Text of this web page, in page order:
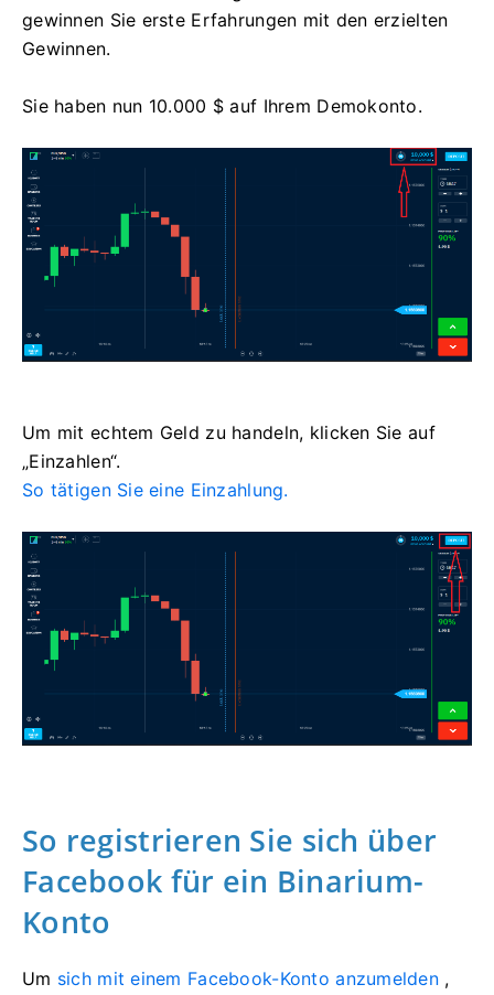
gewinnen Sie erste Erfahrungen mit den erzielten
Gewinnen.
Sie haben nun 10.000 $ auf Ihrem Demokonto.
Um mit echtem Geld zu handeln, klicken Sie auf
„Einzahlen“.
So tätigen Sie eine Einzahlung.
So registrieren Sie sich über
Facebook für ein Binarium-
Konto
Um sich mit einem Facebook-Konto anzumelden ,